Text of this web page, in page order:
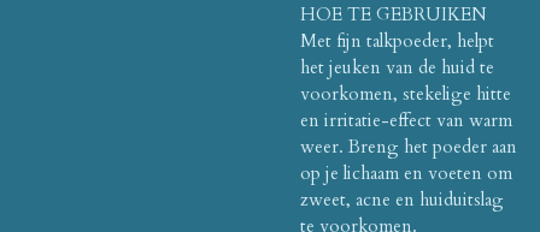
HOE TE GEBRUIKEN
Met fijn talkpoeder, helpt
het jeuken van de huid te
voorkomen, stekelige hitte
en irritatie-effect van warm
weer. Breng het poeder aan
op je lichaam en voeten om
zweet, acne en huiduitslag
te voorkomen.